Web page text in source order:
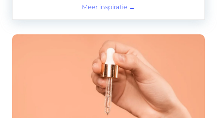
Meer inspiratie →